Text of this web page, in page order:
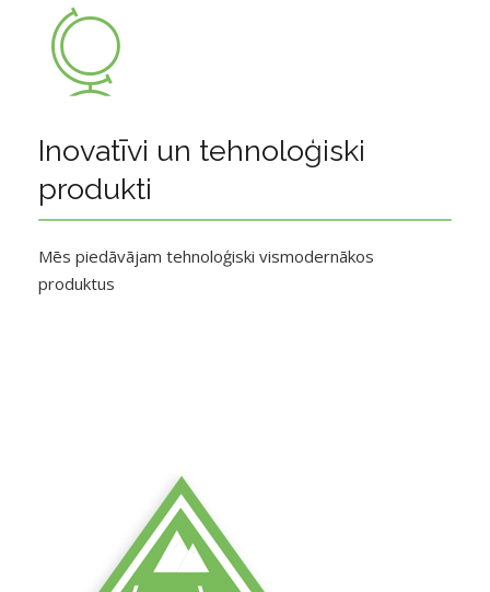
Inovatīvi un tehnoloģiski
produkti
Mēs piedāvājam tehnoloģiski vismodernākos
produktus